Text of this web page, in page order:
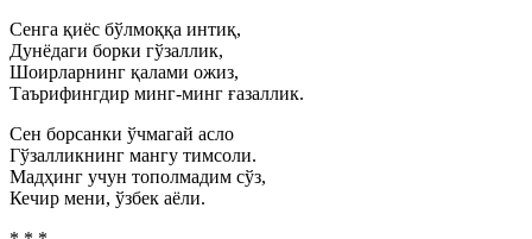
Сенга қиёс бўлмоққа интиқ,
Дунёдаги борки гўзаллик,
Шоирларнинг қалами ожиз,
Таърифингдир минг-минг ғазаллик.
Сен борсанки ўчмагай асло
Гўзалликнинг мангу тимсоли.
Мадҳинг учун тополмадим сўз,
Кечир мени, ўзбек аёли.